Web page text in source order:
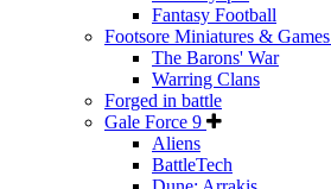
Fantasy Football
Footsore Miniatures & Games
The Barons' War
Warring Clans
Forged in battle
Gale Force 9
Aliens
BattleTech